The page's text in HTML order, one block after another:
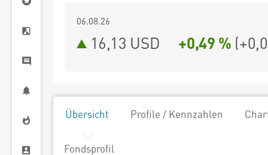
06.08.26
16,13 USD +0,49 % (
Übersicht Profile / Kennzahlen
Fondsprofil